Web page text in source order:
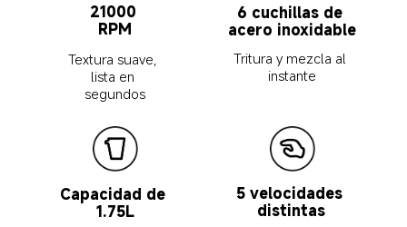
21000
RPM
Textura suave,
lista en
segundos
6 cuchillas de
acero inoxidable
Tritura y mezcla al
instante
Capacidad de
1.75L
5 velocidades
distintas